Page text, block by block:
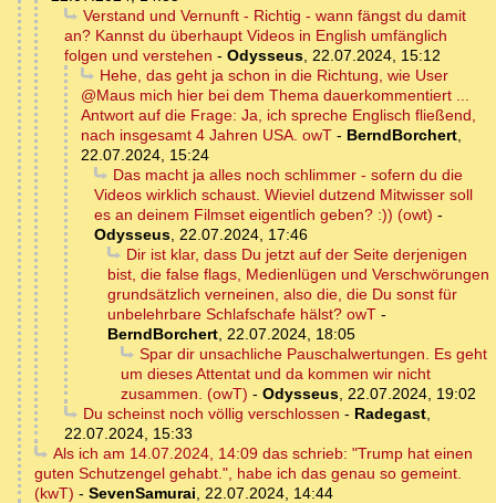
Verstand und Vernunft - Richtig - wann fängst du damit
an? Kannst du überhaupt Videos in English umfänglich
folgen und verstehen - Odysseus, 22.07.2024, 15:12
Hehe, das geht ja schon in die Richtung, wie User
@Maus mich hier bei dem Thema dauerkommentiert ...
Antwort auf die Frage: Ja, ich spreche Englisch fließend,
nach insgesamt 4 Jahren USA. owT - BerndBorchert,
22.07.2024, 15:24
Das macht ja alles noch schlimmer - sofern du die
Videos wirklich schaust. Wieviel dutzend Mitwisser soll
es an deinem Filmset eigentlich geben? :)) (owt) -
Odysseus, 22.07.2024, 17:46
Dir ist klar, dass Du jetzt auf der Seite derjenigen
bist, die false flags, Medienlügen und Verschwörungen
grundsätzlich verneinen, also die, die Du sonst für
unbelehrbare Schlafschafe hälst? owT -
BerndBorchert, 22.07.2024, 18:05
Spar dir unsachliche Pauschalwertungen. Es geht
um dieses Attentat und da kommen wir nicht
zusammen. (owT) - Odysseus, 22.07.2024, 19:02
Du scheinst noch völlig verschlossen - Radegast,
22.07.2024, 15:33
Als ich am 14.07.2024, 14:09 das schrieb: "Trump hat einen
guten Schutzengel gehabt.", habe ich das genau so gemeint.
(kwT) - SevenSamurai, 22.07.2024, 14:44